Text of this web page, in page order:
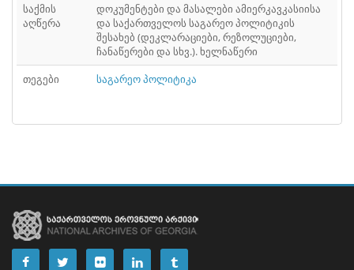
ᲤᲐᲘᲚᲘ 44
45
ᲤᲐᲘᲚᲘ 46
ᲤᲐᲘᲚᲘ 50
საქმის
აღწერა
დოკუმენტები და მასალები ამიერკავკასიისა
და საქართველოს საგარეო პოლიტიკის
შესახებ (დეკლარაციები, რეზოლუციები,
ჩანაწერები და სხვ.). ხელნაწერი
თეგები
საგარეო პოლიტიკა